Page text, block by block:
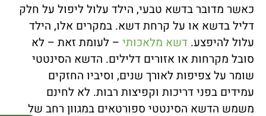
כאשר מדובר בדשא טבעי, הילד עלול ליפול על חלק
דליל בדשא או על קרחת דשא. במקרים אלו, הילד
עלול להיפצע. דשא מלאכותי – לעומת זאת – לא
סובל מקרחות או אזורים דלילים. הדשא הסינטטי
שומר על צפיפות לאורך שנים, וסיביו החזקים
עמידים בפני דריכות וקפיצות רבות. לא לחינם
משמש הדשא הסינטטי ספורטאים במגוון רחב של